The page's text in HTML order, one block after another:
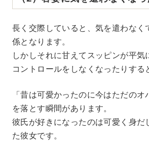
長く交際していると、気を遣わなく
係となります。
しかしそれに甘えてスッピンが平気
コントロールをしなくなったりする
「昔は可愛かったのに今はただの
を落とす瞬間があります。
彼氏が好きになったのは可愛く身だ
た彼女です。